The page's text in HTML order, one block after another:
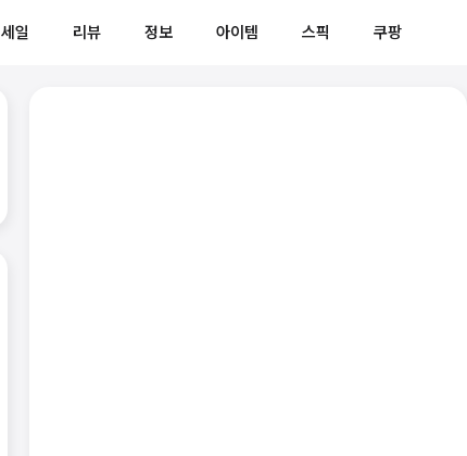
세일 리뷰 정보 아이템 스픽 쿠팡